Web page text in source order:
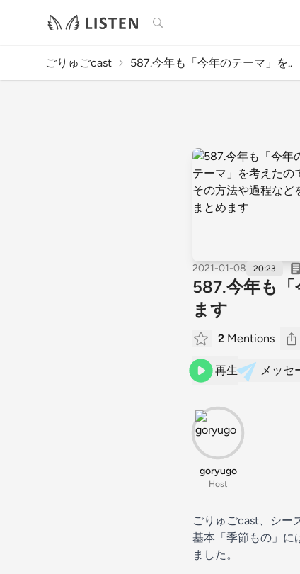
検索
ごりゅごcast 587.今年も「今年のテーマ」を..
2021-01-08 20:23
587.今年も
ます
2 Mentions
再生 メッセ
goryugo
Host
ごりゅごcast、シー
基本「季節もの」に
ました。